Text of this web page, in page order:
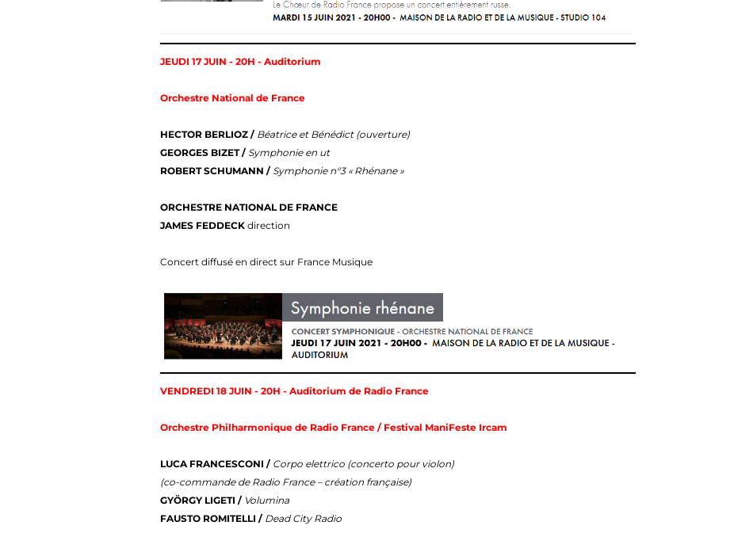
JEUDI 17 JUIN - 20H - Auditorium
Orchestre National de France
HECTOR BERLIOZ / Béatrice et Bénédict (ouverture)
GEORGES BIZET / Symphonie en ut
ROBERT SCHUMANN / Symphonie n°3 « Rhénane »
ORCHESTRE NATIONAL DE FRANCE
JAMES FEDDECK direction
Concert diffusé en direct sur France Musique
VENDREDI 18 JUIN - 20H - Auditorium de Radio France
Orchestre Philharmonique de Radio France / Festival ManiFeste Ircam
LUCA FRANCESCONI / Corpo elettrico (concerto pour violon)
(co-commande de Radio France – création française)
GYÖRGY LIGETI / Volumina
FAUSTO ROMITELLI / Dead City Radio